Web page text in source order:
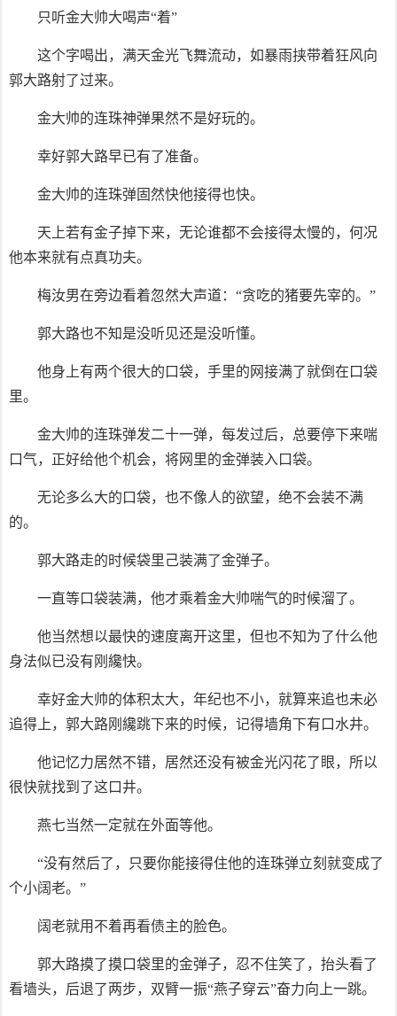
只听金大帅大喝声“着”
这个字喝出，满天金光飞舞流动，如暴雨挟带着狂风向
郭大路射了过来。
金大帅的连珠神弹果然不是好玩的。
幸好郭大路早已有了准备。
金大帅的连珠弹固然快他接得也快。
天上若有金子掉下来，无论谁都不会接得太慢的，何况
他本来就有点真功夫。
梅汝男在旁边看着忽然大声道：“贪吃的猪要先宰的。”
郭大路也不知是没听见还是没听懂。
他身上有两个很大的口袋，手里的网接满了就倒在口袋
里。
金大帅的连珠弹发二十一弹，每发过后，总要停下来喘
口气，正好给他个机会，将网里的金弹装入口袋。
无论多么大的口袋，也不像人的欲望，绝不会装不满
的。
郭大路走的时候袋里己装满了金弹子。
一直等口袋装满，他才乘着金大帅喘气的时候溜了。
他当然想以最快的速度离开这里，但也不知为了什么他
身法似已没有刚纔快。
幸好金大帅的体积太大，年纪也不小，就算来追也未必
追得上，郭大路刚纔跳下来的时候，记得墙角下有口水井。
他记忆力居然不错，居然还没有被金光闪花了眼，所以
很快就找到了这口井。
燕七当然一定就在外面等他。
“没有然后了，只要你能接得住他的连珠弹立刻就变成了
个小阔老。”
阔老就用不着再看债主的脸色。
郭大路摸了摸口袋里的金弹子，忍不住笑了，抬头看了
看墙头，后退了两步，双臂一振“燕子穿云”奋力向上一跳。